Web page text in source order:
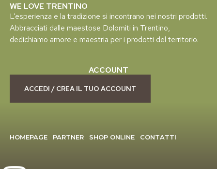
WE LOVE TRENTINO
L’esperienza e la tradizione si incontrano nei nostri prodotti.
Abbracciati dalle maestose Dolomiti in Trentino,
dedichiamo amore e maestria per i prodotti del territorio.
ACCOUNT
ACCEDI / CREA IL TUO ACCOUNT
HOMEPAGE PARTNER SHOP ONLINE CONTATTI